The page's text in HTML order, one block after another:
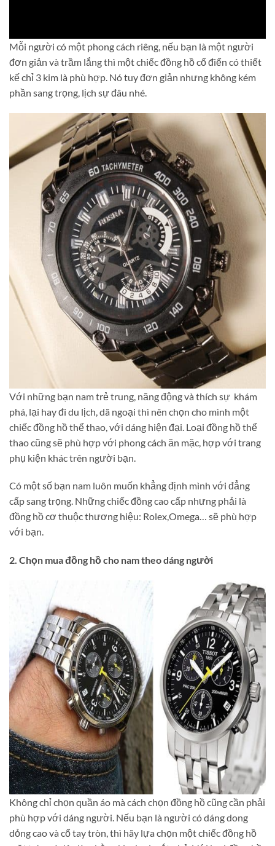
Mỗi người có một phong cách riêng, nếu bạn là một người
đơn giản và trầm lắng thì một chiếc đồng hồ cổ điển có thiết
kế chỉ 3 kim là phù hợp. Nó tuy đơn giản nhưng không kém
phần sang trọng, lịch sự đâu nhé.
Với những bạn nam trẻ trung, năng động và thích sự khám
phá, lại hay đi du lịch, dã ngoại thì nên chọn cho mình một
chiếc đồng hồ thể thao, với dáng hiện đại. Loại đồng hồ thể
thao cũng sẽ phù hợp với phong cách ăn mặc, hợp với trang
phụ kiện khác trên người bạn.
Có một số bạn nam luôn muốn khẳng định mình với đẳng
cấp sang trọng. Những chiếc đồng cao cấp nhưng phải là
đồng hồ cơ thuộc thương hiệu: Rolex,Omega… sẽ phù hợp
với bạn.
2. Chọn mua đồng hồ cho nam theo dáng người
Không chỉ chọn quần áo mà cách chọn đồng hồ cũng cần phải
phù hợp với dáng người. Nếu bạn là người có dáng dong
dỏng cao và cổ tay tròn, thì hãy lựa chọn một chiếc đồng hồ